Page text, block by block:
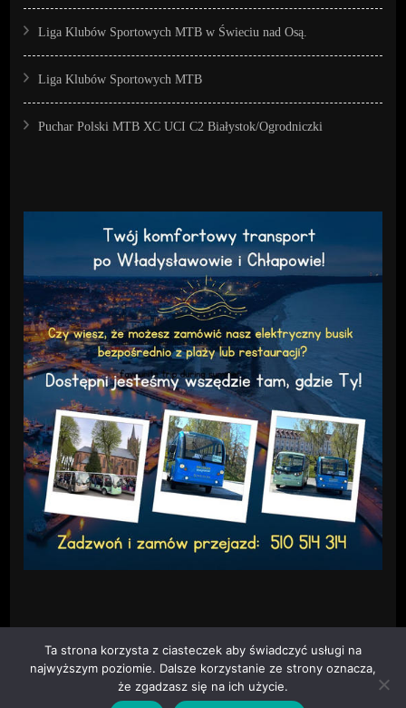
Liga Klubów Sportowych MTB w Świeciu nad Osą.
Liga Klubów Sportowych MTB
Puchar Polski MTB XC UCI C2 Białystok/Ogrodniczki
Cztery Strony Kaszub Fashion Diva | Stworzony przez
Ta strona korzysta z ciasteczek aby świadczyć usługi na
najwyższym poziomie. Dalsze korzystanie ze strony oznacza,
że zgadzasz się na ich użycie.